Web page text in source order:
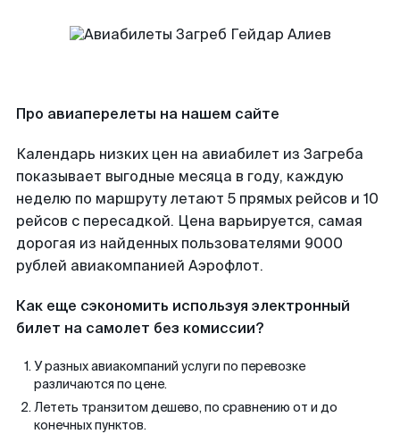
Про авиаперелеты на нашем сайте
Календарь низких цен на авиабилет из Загреба
показывает выгодные месяца в году, каждую
неделю по маршруту летают 5 прямых рейсов и 10
рейсов с пересадкой. Цена варьируется, самая
дорогая из найденных пользователями 9000
рублей авиакомпанией Аэрофлот.
Как еще сэкономить используя электронный
билет на самолет без комиссии?
У разных авиакомпаний услуги по перевозке
различаются по цене.
Лететь транзитом дешево, по сравнению от и до
конечных пунктов.